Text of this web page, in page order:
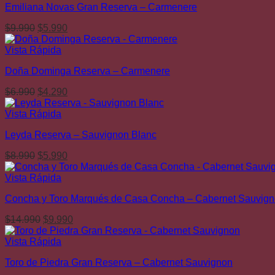
$9.990.$6.990.
Emiliana Novas Gran Reserva – Carmenere
$9.990 El
precio
original
$9.990.
$5.990
precio
$5.990.
Vista Rápida
Doña Dominga Reserva – Carmenere
$6.990 El
precio
original
$6.990.
$4.290
precio
$4.290.
Vista Rápida
Leyda Reserva – Sauvignon Blanc
$8.990 El
precio
original
$8.990.
$5.990
precio
$5.990.
Vista Rápida
Concha y Toro Marqués de Casa Concha – Cabernet
$14.990 El
precio
original
$14.990.
$9.990
precio
$9.990.
Vista Rápida
Toro de Piedra Gran Reserva – Cabernet Sauvignon